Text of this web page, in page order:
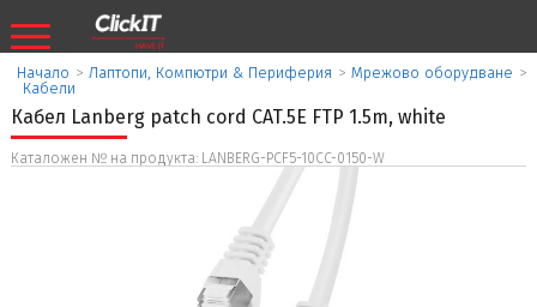
Начало > Лаптопи, Компютри & Периферия > Мрежово оборудване >
Кабели
Кабел Lanberg patch cord CAT.5E FTP 1.5m, white
Каталожен № на продукта: LANBERG-PCF5-10CC-0150-W